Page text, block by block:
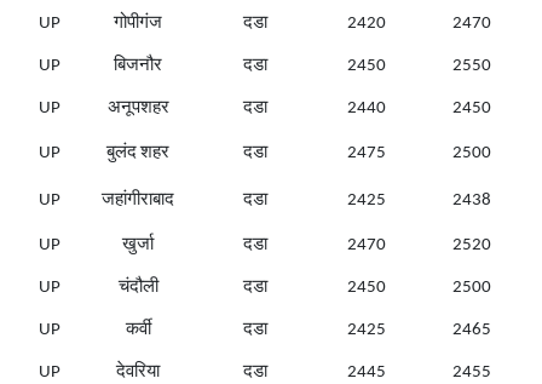
UP गोपीगंज दडा 2420 2470
UP बिजनौर दडा 2450 2550
UP अनूपशहर दडा 2440 2450
UP बुलंद शहर दडा 2475 2500
UP जहांगीराबाद दडा 2425 2438
UP खुर्जा दडा 2470 2520
UP चंदौली दडा 2450 2500
UP कर्वी दडा 2425 2465
UP देवरिया दडा 2445 2455